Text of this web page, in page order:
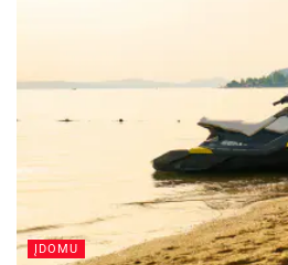
Kauno rajone,
ir pasaulio greičio
2026-08-07
Savaitgalį geriausi
rinksis Zarasuose
2026-08-04
ĮDOMU